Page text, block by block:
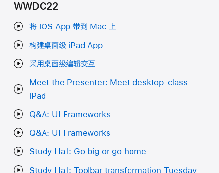
WWDC22
将 iOS App 带到 Mac 上
构建桌面级 iPad App
采用桌面级编辑交互
Meet the Presenter: Meet desktop-class
iPad
Q&A: UI Frameworks
Q&A: UI Frameworks
Study Hall: Go big or go home
Study Hall: Toolbar transformation Tuesday